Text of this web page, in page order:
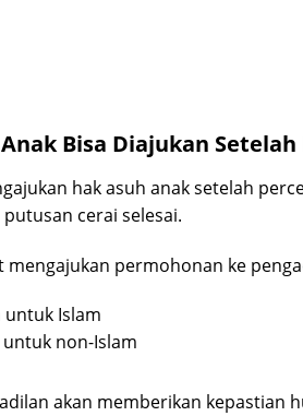
Bisa Diajukan Setelah
hak asuh anak setelah
cerai selesai.
mengajukan permohonan ke
untuk Islam
non-Islam
akan memberikan kepastian